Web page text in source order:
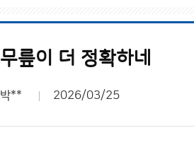
무릎이 더 정확하네
박** 2026/03/25